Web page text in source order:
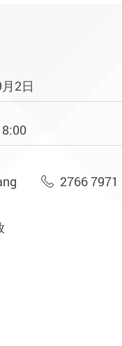
2日
2766 7971